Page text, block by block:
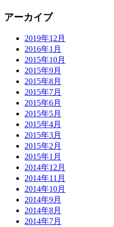
アーカイブ
2019年12月
2016年1月
2015年10月
2015年9月
2015年8月
2015年7月
2015年6月
2015年5月
2015年4月
2015年3月
2015年2月
2015年1月
2014年12月
2014年11月
2014年10月
2014年9月
2014年8月
2014年7月